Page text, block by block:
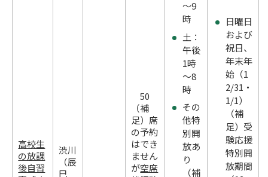
高校生
の放課
後自習
渋川
（辰
巳
50
（補
足）席
の予約
はでき
ません
が空席
～9
時
土：
午後
1時
～8
時
その
他特
別開
放あ
り
（補
日曜日
および
祝日、
年末年
始（1
2/31・
1/1）
（補
足）受
験応援
特別開
放期間